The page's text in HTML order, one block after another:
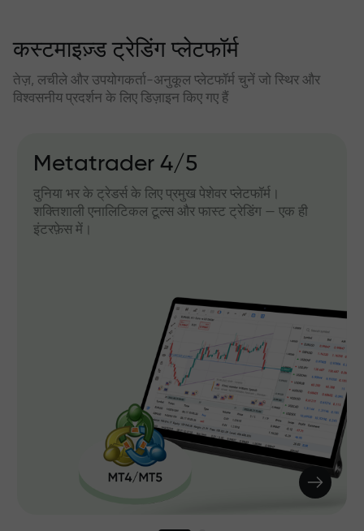
कस्टमाइज़्ड ट्रेडिंग प्लेटफॉर्म
तेज़, लचीले और उपयोगकर्ता-अनुकूल प्लेटफॉर्म चुनें जो स्थिर और
विश्वसनीय प्रदर्शन के लिए डिज़ाइन किए गए हैं
Metatrader 4/5
दुनिया भर के ट्रेडर्स के लिए प्रमुख पेशेवर प्लेटफॉर्म।
शक्तिशाली एनालिटिकल टूल्स और फास्ट ट्रेडिंग — एक ही
इंटरफ़ेस में।